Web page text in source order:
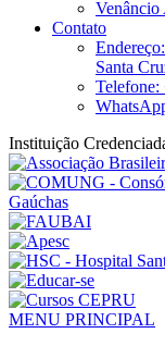
Venâncio
Contato
Santa
Telefone:
Instituição
MENU PRINCIPAL